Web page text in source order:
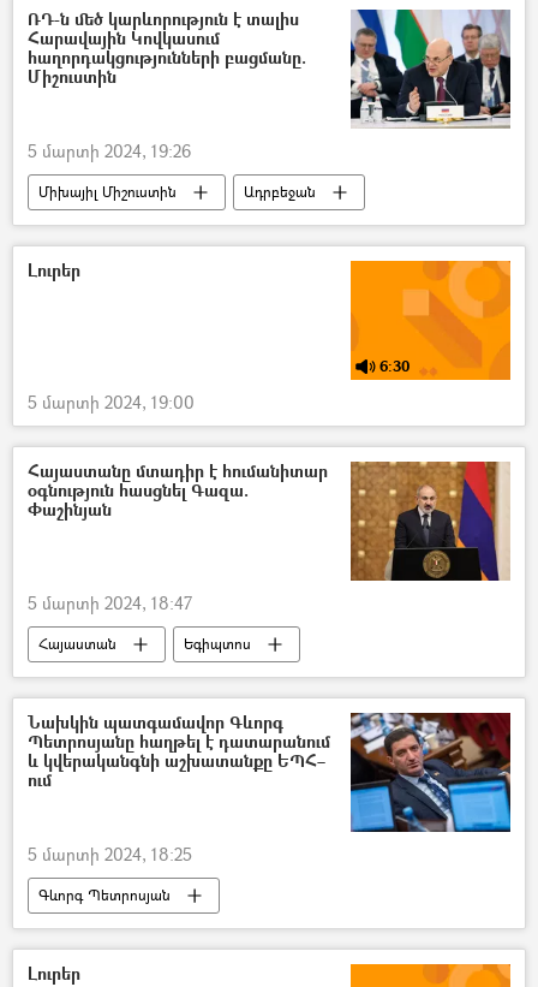
սուպերմարկետ
ՌԴ-ն մեծ կարևորություն է տալիս
Հարավային Կովկասում
հաղորդակցությունների բացմանը.
Միշուստին
5 մարտի 2024, 19:26
Միխայիլ Միշուստին
Ադրբեջան
Ռուսաստան
ապաշրջափակում
Լուրեր
6:30
5 մարտի 2024, 19:00
Հայաստանը մտադիր է հումանիտար
օգնություն հասցնել Գազա.
Փաշինյան
5 մարտի 2024, 18:47
Հայաստան
Եգիպտոս
Գազայի հատված
օգնություն
Հումանիտար օգնություն
Նիկոլ Փաշինյան
Նախկին պատգամավոր Գևորգ
Պետրոսյանը հաղթել է դատարանում
և կվերականգնի աշխատանքը ԵՊՀ–
ում
5 մարտի 2024, 18:25
Գևորգ Պետրոսյան
Երևանի պետական համալսարան (ԵՊՀ)
դատ
Լուրեր